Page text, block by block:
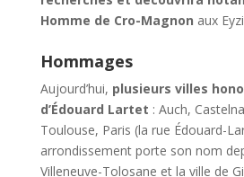
Homme de Cro-Magnon aux
Hommages
Aujourd’hui, plusieurs villes
d’Édouard Lartet : Auch,
Toulouse, Paris (la rue Édouard-
arrondissement porte son nom
Villeneuve-Tolosane et la ville de